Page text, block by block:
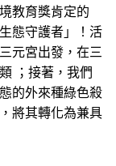
教育獎肯定的
態守護者」！活
元宮出發，在三
；接著，我們
的外來種綠色殺
將其轉化為兼具